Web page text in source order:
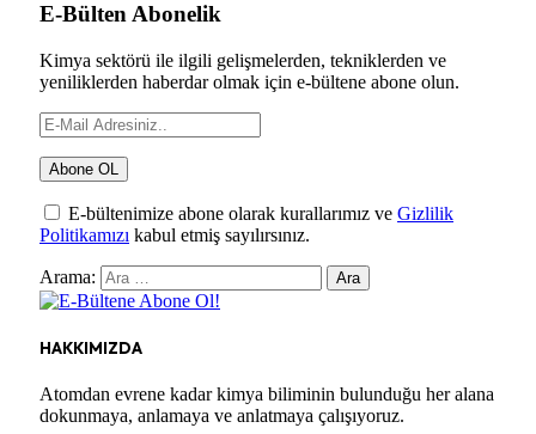
E-Bülten Abonelik
Kimya sektörü ile ilgili gelişmelerden, tekniklerden ve
yeniliklerden haberdar olmak için e-bültene abone olun.
E-bültenimize abone olarak kurallarımız ve Gizlilik
Politikamızı kabul etmiş sayılırsınız.
Arama:
HAKKIMIZDA
Atomdan evrene kadar kimya biliminin bulunduğu her alana
dokunmaya, anlamaya ve anlatmaya çalışıyoruz.